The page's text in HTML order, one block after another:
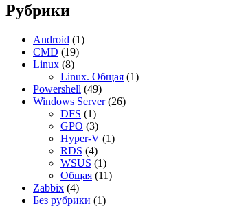
Записки администратора
Рубрики
Android (1)
CMD (19)
Linux (8)
Linux. Общая (1)
Powershell (49)
Windows Server(26)
DFS (1)
GPO (3)
Hyper-V (1)
RDS (4)
WSUS (1)
Общая (11)
Zabbix (4)
Без рубрики (1)